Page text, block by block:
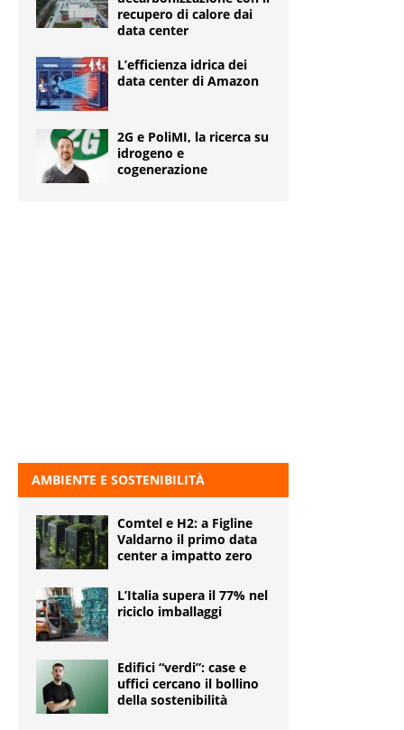
recupero di calore dai
data center
L’efficienza idrica dei
data center di Amazon
2G e PoliMI, la ricerca su
idrogeno e
cogenerazione
AMBIENTE E SOSTENIBILITÀ
Comtel e H2: a Figline
Valdarno il primo data
center a impatto zero
L’Italia supera il 77% nel
riciclo imballaggi
Edifici “verdi”: case e
uffici cercano il bollino
della sostenibilità